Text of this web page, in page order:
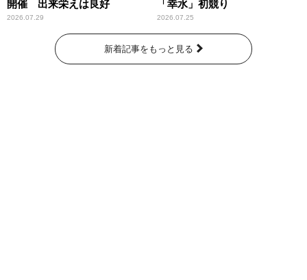
開催 出来栄えは良好
2026.07.29
「幸水」初競り
2026.07.25
新着記事をもっと見る